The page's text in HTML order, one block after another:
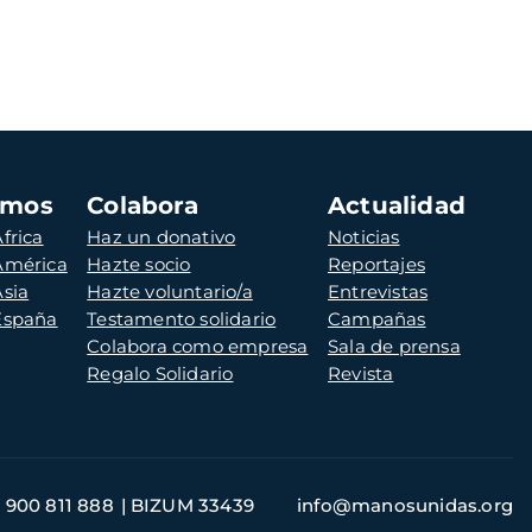
Colabora
Haz un donativo
Hazte socio
Hazte voluntario/a
Testamento solidario
Colabora como empresa
Regalo Solidario
Actualidad
Noticias
Reportajes
Entrevistas
Campañas
Sala de prensa
Revista
900 811 888 BIZUM 33439 info@manosunidas.org